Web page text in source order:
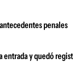
penales
y quedó